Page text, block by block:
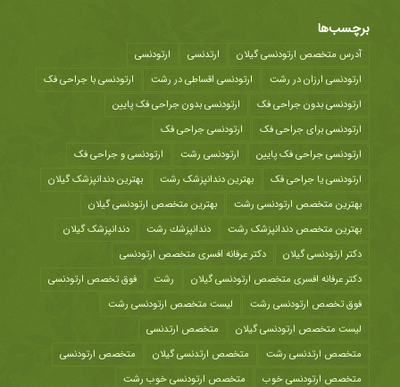
برچسب‌ها
آدرس متخصص ارتودنسی گیلان ارتدنسی
ارتودنسی
ارتودنسی ارزان در رشت
ارتودنسی اقساطی در رشت
ارتودنسی با جراحی فک
ارتودنسی بدون جراحی فک
ارتودنسی بدون جراحی فک پایین
ارتودنسی برای جراحی فک
ارتودنسی جراحی فک
ارتودنسی جراحی فک پایین
ارتودنسی رشت
ارتودنسی و جراحی فک
ارتودنسی یا جراحی فک
بهترین دندانپزشک رشت
بهترین دندانپزشک گیلان
بهترین متخصص ارتودنسی رشت
بهترین متخصص ارتودنسی گیلان
بهترین متخصص دندانپزشک رشت
دندانپزشك رشت
دندانپزشک گیلان
دکتر ارتودنسی گیلان
دکتر عرفانه افسری متخصص ارتودنسی
دکتر عرفانه افسری متخصص ارتودنسی گیلان
رشت
فوق تخصص ارتودنسی
فوق تخصص ارتودنسی رشت
لیست متخصص ارتودنسی رشت
لیست متخصص ارتودنسی گیلان
متخصص ارتدنسی
متخصص ارتدنسی رشت
متخصص ارتدنسی گیلان
متخصص ارتودنسی
متخصص ارتودنسی خوب
متخصص ارتودنسی خوب رشت